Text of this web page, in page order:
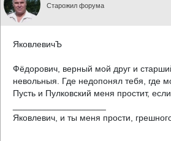
Старожил форума
ЯковлевичЪ
Фёдорович, верный мой друг и
невольныя. Где недопонял тебя, где
Пусть и Пулковский меня простит,
Яковлевич, и ты меня прости,